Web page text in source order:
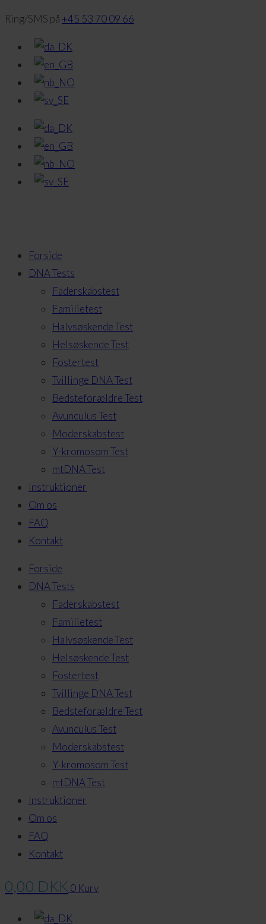
Ring/SMS på+45 53 70 09 66
Forside
DNA Tests
Faderskabstest
Familietest
Halvsøskende Test
Helsøskende Test
Fostertest
Tvillinge DNA Test
Bedsteforældre Test
Avunculus Test
Moderskabstest
Y-kromosom Test
mtDNA Test
Instruktioner
Om os
FAQ
Kontakt
Forside
DNA Tests
Faderskabstest
Familietest
Halvsøskende Test
Helsøskende Test
Fostertest
Tvillinge DNA Test
Bedsteforældre Test
Avunculus Test
Moderskabstest
Y-kromosom Test
mtDNA Test
Instruktioner
Om os
FAQ
Kontakt
0,00 DKK 0 Kurv